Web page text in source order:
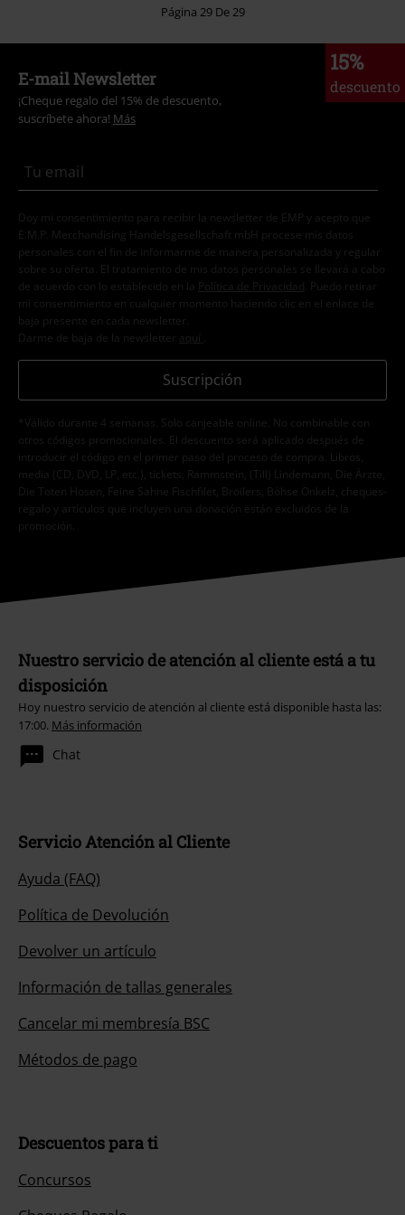
Página 29 De 29
15%
descuento
E-mail Newsletter
¡Cheque regalo del 15% de descuento,
suscríbete ahora! Más
Doy mi consentimiento para recibir la newsletter de EMP y acepto que
E.M.P. Merchandising Handelsgesellschaft mbH procese mis datos
personales con el fin de informarme de manera personalizada y regular
sobre su oferta. El tratamiento de mis datos personales se llevará a cabo
de acuerdo con lo establecido en la
Política de Privacidad . Puedo retirar
mi consentimiento en cualquier momento haciendo clic en el enlace de
baja presente en cada newsletter.
Darme de baja de la newsletter
aquí
Suscripción
*Válido durante 4 semanas. Solo canjeable online. No combinable con
otros códigos promocionales. El descuento será aplicado después de
introducir el código en el primer paso del proceso de compra. Libros,
media (CD, DVD, LP, etc.), tickets, Rammstein, (Till) Lindemann, Die Ärzte,
Die Toten Hosen, Feine Sahne Fischfilet, Broilers, Böhse Onkelz, cheques-
regalo y artículos que incluyen una donación están excluidos de la
promoción.
Nuestro servicio de atención al cliente está a tu
disposición
Hoy nuestro servicio de atención al cliente está disponible hasta las:
17:00. Más información
Chat
Servicio Atención al Cliente
Ayuda (FAQ)
Política de Devolución
Devolver un artículo
Información de tallas generales
Cancelar mi membresía BSC
Métodos de pago
Descuentos para ti
Concursos